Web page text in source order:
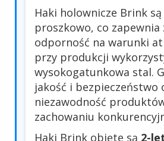
Haki holownicze Brink
proszkowo, co zapewnia
odporność na warunki
przy produkcji
wysokogatunkowa stal.
jakość i bezpieczeństwo
niezawodność
zachowaniu
Haki Brink objęte są 2-